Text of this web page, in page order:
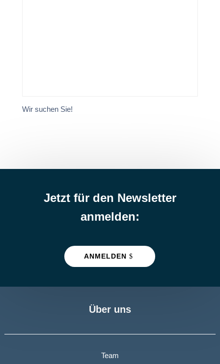
Wir suchen Sie!
Jetzt für den Newsletter
anmelden:
ANMELDEN
Über uns
Team